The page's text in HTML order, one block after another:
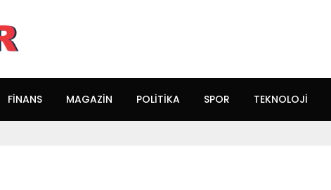
FINANS MAGAZIN POLITIKA SPOR TEKNOLOJI